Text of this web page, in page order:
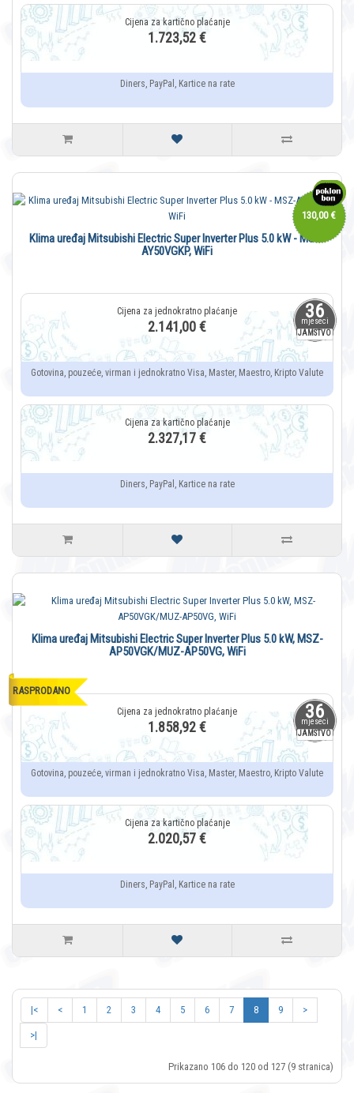
1.723,52 €
Diners, PayPal, Kartice na rate
130,00 €
36
mjeseci
JAMSTVO
Klima uređaj Mitsubishi Electric Super Inverter Plus 5.0 kW - MSZ-
AY50VGKP, WiFi
2.141,00 €
Gotovina, pouzeće, virman i jednokratno Visa, Master, Maestro, Kripto Valute
2.327,17 €
Diners, PayPal, Kartice na rate
36
mjeseci
JAMSTVO
RASPRODANO
Klima uređaj Mitsubishi Electric Super Inverter Plus 5.0 kW, MSZ-
AP50VGK/MUZ-AP50VG, WiFi
1.858,92 €
Gotovina, pouzeće, virman i jednokratno Visa, Master, Maestro, Kripto Valute
2.020,57 €
Diners, PayPal, Kartice na rate
|< < 1 2 3 4 5 6 7 8 9 >
>|
Prikazano 106 do 120 od 127 (9 stranica)